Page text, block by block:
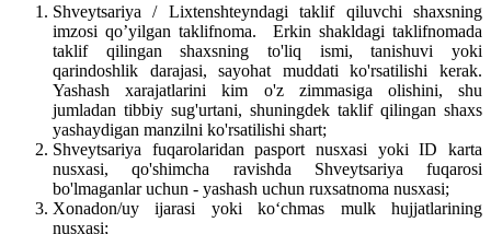
Shveytsariya / Lixtenshteyndagi taklif qiluvchi shaxsning
imzosi qo’yilgan taklifnoma. Erkin shakldagi taklifnomada
taklif qilingan shaxsning to'liq ismi, tanishuvi yoki
qarindoshlik darajasi, sayohat muddati ko'rsatilishi kerak.
Yashash xarajatlarini kim o'z zimmasiga olishini, shu
jumladan tibbiy sug'urtani, shuningdek taklif qilingan shaxs
yashaydigan manzilni ko'rsatilishi shart;
Shveytsariya fuqarolaridan pasport nusxasi yoki ID karta
nusxasi, qo'shimcha ravishda Shveytsariya fuqarosi
bo'lmaganlar uchun - yashash uchun ruxsatnoma nusxasi;
Xonadon/uy ijarasi yoki ko‘chmas mulk hujjatlarining
nusxasi;